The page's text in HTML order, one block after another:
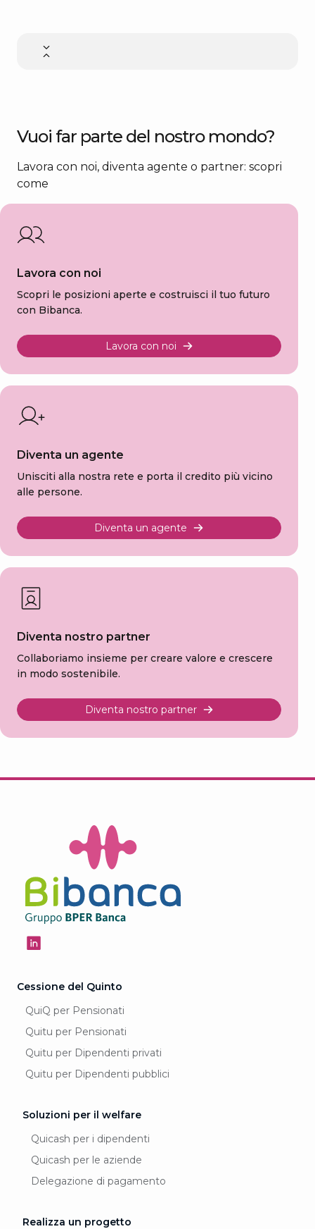
Vuoi far parte del nostro mondo?
Lavora con noi, diventa agente o partner: scopri
come
Lavora con noi
Scopri le posizioni aperte e costruisci il tuo futuro
con Bibanca.
Lavora con noi
Diventa un agente
Unisciti alla nostra rete e porta il credito più vicino
alle persone.
Diventa un agente
Diventa nostro partner
Collaboriamo insieme per creare valore e crescere
in modo sostenibile.
Diventa nostro partner
Cessione del Quinto
QuiQ per Pensionati
Quitu per Pensionati
Quitu per Dipendenti privati
Quitu per Dipendenti pubblici
Soluzioni per il welfare
Quicash per i dipendenti
Quicash per le aziende
Delegazione di pagamento
Realizza un progetto